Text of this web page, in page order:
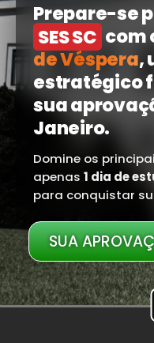
Prepare-se
SES SC com
de Véspera,
estratégico
sua
Janeiro.
Domine os
apenas 1 dia de
para conquistar
SUA